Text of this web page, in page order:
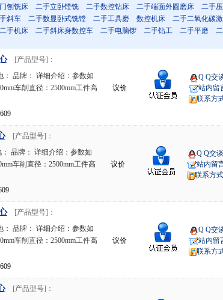
刨铣床 二手立卧镗铣 二手数控钻床 二手端面外圆磨床
二手
斜车 二手数显卧式铣镗 二手工具磨 数控机床
二手二氧化碳
二手机床 二手斜床身数控车 二手电脑锣 二手钻工 二手平磨
[产品型号]：
： 品牌： 详细介绍：参数如
车削直径：2500mm工件高
议价
Q Q交
站内留
联系方
[产品型号]：
品牌： 详细介绍：参数如
车削直径：2500mm工件高
议价
Q Q交谈
站内留
联系方式
[产品型号]：
： 品牌： 详细介绍：参数如
车削直径：2500mm工件高
议价
Q Q交
站内留
联系方
[产品型号]：